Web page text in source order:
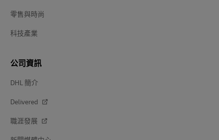
零售與時尚
科技產業
公司資訊
DHL 簡介
Delivered
職涯發展